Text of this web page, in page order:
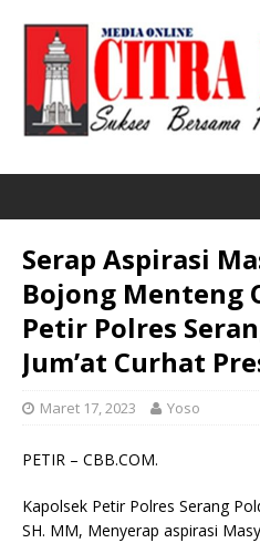
Serap Aspirasi
Bojong Menteng
Petir Polres
Jum’at Curhat
Maret 17, 2023 Yoso
PETIR – CBB.COM.
Kapolsek Petir Polres Serang
SH. MM, Menyerap aspirasi